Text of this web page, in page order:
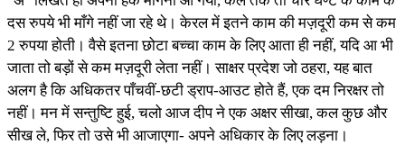
दस रुपये भी माँगे नहीं जा रहे थे। केरल में इतने काम की मज़दूरी कम से कम
2 रुपया होती। वैसे इतना छोटा बच्चा काम के लिए आता ही नहीं, यदि आ भी
जाता तो बड़ों से कम मज़दूरी लेता नहीं। साक्षर प्रदेश जो ठहरा, यह बात
अलग है कि अधिकतर पाँचवीं-छटी ड्राप-आउट होते हैं, एक दम निरक्षर तो
नहीं। मन में सन्तुष्टि हुई, चलो आज दीप ने एक अक्षर सीखा, कल कुछ और
सीख ले, फिर तो उसे भी आजाएगा- अपने अधिकार के लिए लड़ना।